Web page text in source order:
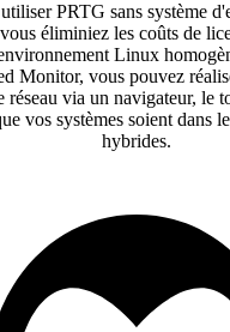
PRTG sans système
éliminiez les coûts de
Linux
Monitor, vous pouvez
réseau via un navigateur, le
vos systèmes soient dans
hybrides.